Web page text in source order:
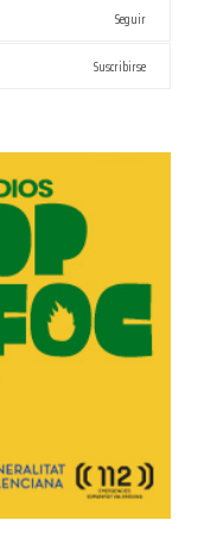
Seguir
Suscribirse